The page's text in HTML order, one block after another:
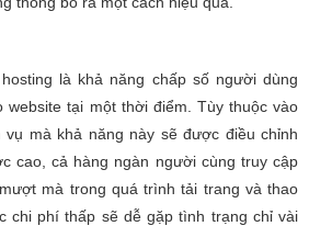
là khả năng chấp số người dùng
website tại một thời điểm. Tùy thuộc vào
mà khả năng này sẽ được điều chỉnh
cao, cả hàng ngàn người cùng truy cập
mà trong quá trình tải trang và thao
chi phí thấp sẽ dễ gặp tình trạng chỉ vài